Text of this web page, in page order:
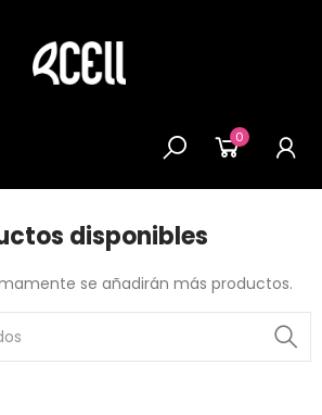
0
disponibles
se añadirán más productos.